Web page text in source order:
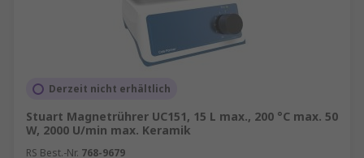
Derzeit nicht erhältlich
Stuart Magnetrührer UC151, 15 L max., 200 °C max. 50
W, 2000 U/min max. Keramik
RS Best.-Nr. 768-9679